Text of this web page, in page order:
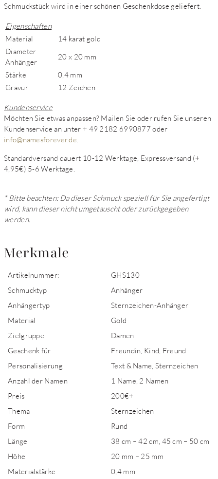
Schmuckstück wird in einer schönen Geschenkdose geliefert.
Eigenschaften
Material
14 karat gold
Diameter
Anhänger
20 x 20 mm
Stärke
0,4 mm
Gravur
12 Zeichen
Kundenservice
Möchten Sie etwas anpassen? Mailen Sie oder rufen Sie unseren
Kundenservice an unter + 49 2182 6990877 oder
info@namesforever.de
Standardversand dauert 10-12 Werktage, Expressversand (+
4,95€) 5-6 Werktage.
* Bitte beachten: Da dieser Schmuck speziell für Sie angefertigt
wird, kann dieser nicht umgetauscht oder zurückgegeben
werden.
Merkmale
Artikelnummer:
GHS130
Schmucktyp
Anhänger
Anhängertyp
Sternzeichen-Anhänger
Material
Gold
Zielgruppe
Damen
Geschenk für
Freundin, Kind, Freund
Personalisierung
Text & Name, Sternzeichen
Anzahl der Namen
1 Name, 2 Namen
Preis
200€+
Thema
Sternzeichen
Form
Rund
Länge
38 cm – 42 cm, 45 cm – 50 cm
Höhe
20 mm – 25 mm
Materialstärke
0,4 mm